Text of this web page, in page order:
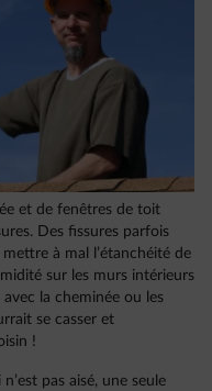
et de fenêtres de toit
Des fissures parfois
à mal l’étanchéité de
sur les murs intérieurs
la cheminée ou les
se casser et
!
pas aisé, une seule